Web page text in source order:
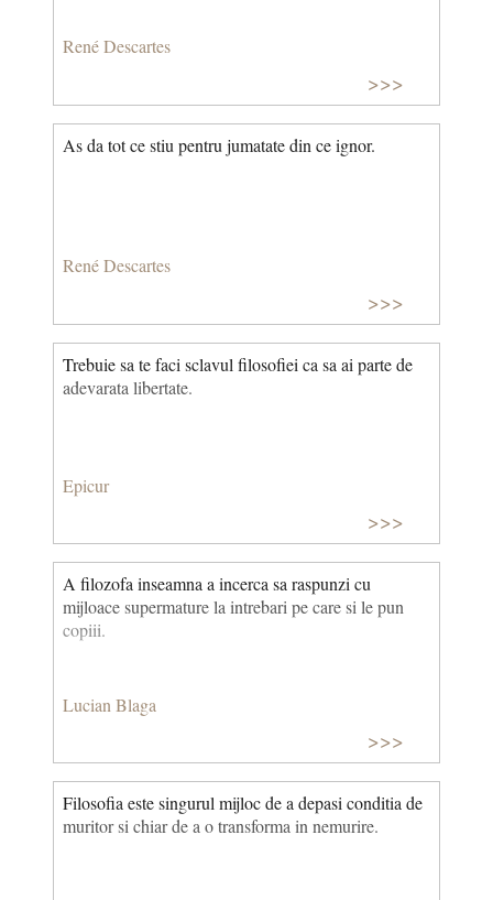
René Descartes
>>>
As da tot ce stiu pentru jumatate din ce ignor.
René Descartes
>>>
Trebuie sa te faci sclavul filosofiei ca sa ai parte de
adevarata libertate.
Epicur
>>>
A filozofa inseamna a incerca sa raspunzi cu
mijloace supermature la intrebari pe care si le pun
copiii.
Lucian Blaga
>>>
Filosofia este singurul mijloc de a depasi conditia de
muritor si chiar de a o transforma in nemurire.